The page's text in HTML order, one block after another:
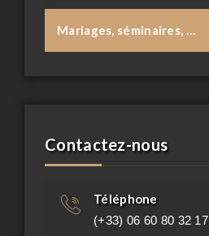
Mariages, séminaires, …
Contactez-nous
Téléphone
(+33) 06 60 80 32 17